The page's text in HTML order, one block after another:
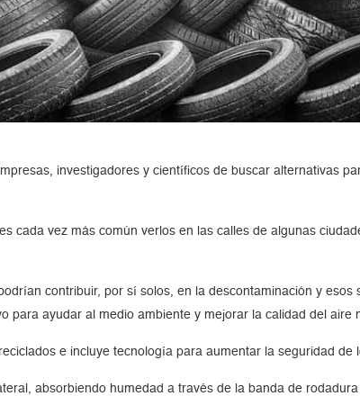
investigadores y científicos de buscar alternativas
cada vez más común verlos en las calles de algunas
contribuir, por sí solos, en la descontaminación y esos
para ayudar al medio ambiente y mejorar la calidad del aire
e incluye tecnología para aumentar la seguridad de
absorbiendo humedad a través de la banda de